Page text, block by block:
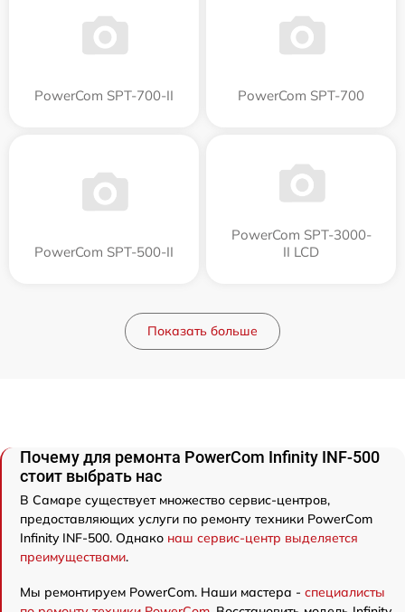
PowerCom SPT-700-II PowerCom SPT-700
PowerCom SPT-500-II
PowerCom SPT-3000-
II LCD
Показать больше
Почему для ремонта PowerCom Infinity INF-500
стоит выбрать нас
В Самаре существует множество сервис-центров,
предоставляющих услуги по ремонту техники PowerCom
Infinity INF-500. Однако наш сервис-центр выделяется
преимуществами.
Мы ремонтируем PowerCom. Наши мастера - специалисты